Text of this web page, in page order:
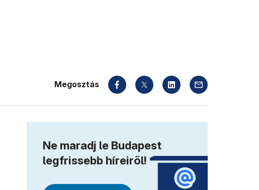
Megosztás
Ne maradj le Budapest
legfrissebb híreiről!